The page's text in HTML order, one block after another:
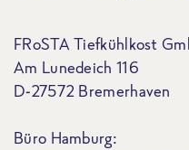
FRoSTA Tiefkühlkost
Am Lunedeich 116
D-27572 Bremerhaven
Büro Hamburg: